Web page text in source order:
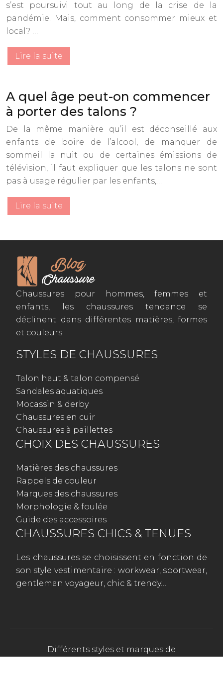
s’est poursuivi tout au long de la crise de la
pandémie. Mais, comment consommer mieux et
local? …
Lire la suite
A quel âge peut-on commencer
à porter des talons ?
De la même manière qu’il est déconseillé aux
enfants de boire de l’alcool, de manquer de
sommeil la nuit ou de certaines émissions de
télévision, il faut expliquer que les talons ne sont
pas à usage régulier par les enfants,…
Lire la suite
Chaussures pour hommes, femmes et
enfants, les chaussures tendance se
déclinent dans différentes matières, formes
et couleurs.
STYLES DE CHAUSSURES
Talon haut & talon compensé
Sandales aquatiques
Mocassin & derby
Chaussures en cuir
Chaussures à paillettes
CHOIX DES CHAUSSURES
Matières des chaussures
Rappels de couleur
Marques des chaussures
Morphologie & foulée
Guide des accessoires
CHAUSSURES CHICS & TENUES
Les chaussures se choisissent en fonction de
son style vestimentaire : workwear, sportwear,
gentleman voyageur, chic & trendy…
Différents styles et marques de